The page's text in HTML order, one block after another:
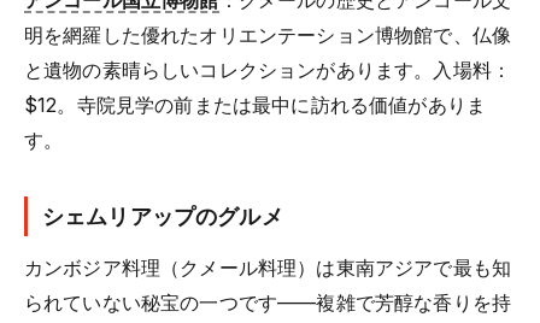
明を網羅した優れたオリエンテーション博物館で、仏像
と遺物の素晴らしいコレクションがあります。入場料：
$12。寺院見学の前または最中に訪れる価値がありま
す。
シェムリアップのグルメ
カンボジア料理（クメール料理）は東南アジアで最も知
られていない秘宝の一つです——複雑で芳醇な香りを持